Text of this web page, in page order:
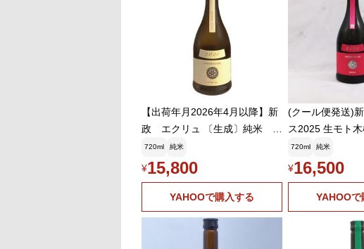
【出荷年月2026年4月以降】新
政 エクリュ 〔生成〕純米
(あきた酒こまち) 720ml【冷
3】クール代込
720ml 純米
¥15,800
YAHOOで購入する
(クール便発送)
ス2025 生モト木桶
日本酒(2026年6
720ml 純米
¥16,500
YAHOOで